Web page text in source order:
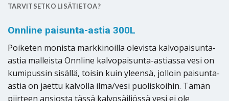
TARVITSETKO LISÄTIETOA?
Onnline paisunta-astia 300L
Poiketen monista markkinoilla olevista kalvopaisunta-
astia malleista Onnline kalvopaisunta-astiassa vesi on
kumipussin sisällä, toisin kuin yleensä, jolloin paisunta-
astia on jaettu kalvolla ilma/vesi puoliskoihin. Tämän
piirteen ansiosta tässä kalvosäiliössä vesi ei ole